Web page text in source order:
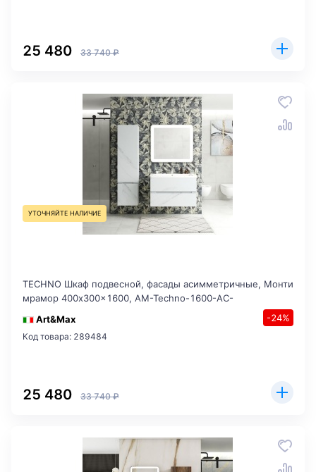
25 480 33 740 ₽
УТОЧНЯЙТЕ НАЛИЧИЕ
TECHNO Шкаф подвесной, фасады асимметричные, Монти
мрамор 400x300x1600, AM-Techno-1600-AC-
Art&Max
-24%
Код товара: 289484
25 480 33 740 ₽